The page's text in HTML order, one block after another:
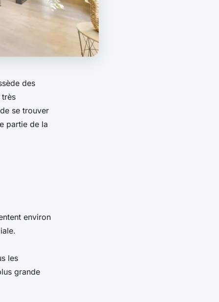
des
très
se trouver
partie de la
environ
les
grande